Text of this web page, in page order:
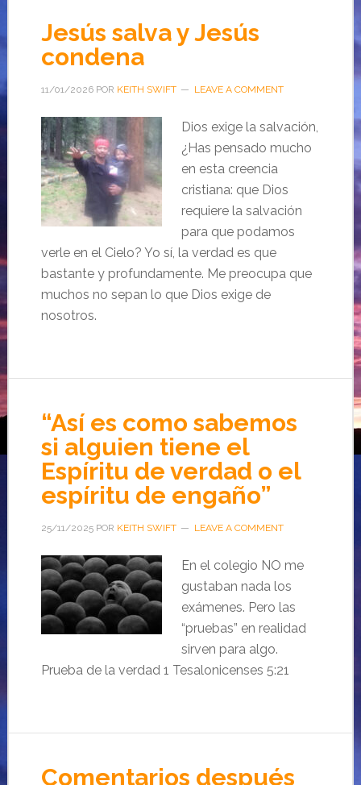
Jesús salva y Jesús
condena
11/01/2026POR KEITH SWIFT LEAVE A COMMENT
Dios exige la salvación,
¿Has pensado mucho
en esta creencia
cristiana: que Dios
requiere la salvación
para que podamos
verle en el Cielo? Yo sí, la verdad es que
bastante y profundamente. Me preocupa que
muchos no sepan lo que Dios exige de
nosotros.
“Así es como sabemos
si alguien tiene el
Espíritu de verdad o el
espíritu de engaño”
25/11/2025POR KEITH SWIFT LEAVE A COMMENT
En el colegio NO me
gustaban nada los
exámenes. Pero las
“pruebas” en realidad
sirven para algo.
Prueba de la verdad 1 Tesalonicenses 5:21
Comentarios después